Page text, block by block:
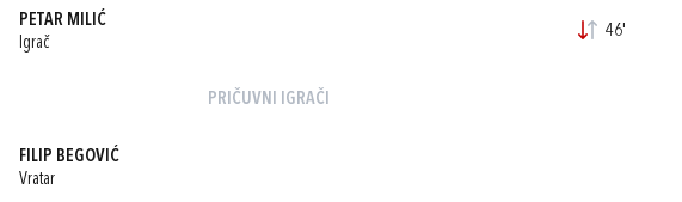
PETAR MILIĆ
Igrač
46'
PRIČUVNI IGRAČI
FILIP BEGOVIĆ
Vratar